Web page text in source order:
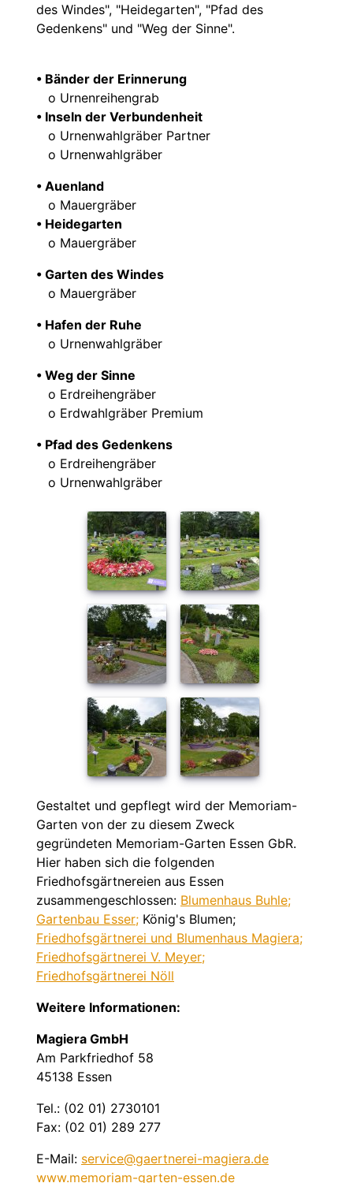
des Windes", "Heidegarten", "Pfad des
Gedenkens" und "Weg der Sinne".
• Bänder der Erinnerung
o Urnenreihengrab
• Inseln der Verbundenheit
o Urnenwahlgräber Partner
o Urnenwahlgräber
• Auenland
o Mauergräber
• Heidegarten
o Mauergräber
• Garten des Windes
o Mauergräber
• Hafen der Ruhe
o Urnenwahlgräber
• Weg der Sinne
o Erdreihengräber
o Erdwahlgräber Premium
• Pfad des Gedenkens
o Erdreihengräber
o Urnenwahlgräber
Gestaltet und gepflegt wird der Memoriam-
Garten von der zu diesem Zweck
gegründeten Memoriam-Garten Essen GbR.
Hier haben sich die folgenden
Friedhofsgärtnereien aus Essen
zusammengeschlossen: Blumenhaus Buhle;
Gartenbau Esser; König's Blumen;
Friedhofsgärtnerei und Blumenhaus Magiera;
Friedhofsgärtnerei V. Meyer;
Friedhofsgärtnerei Nöll
Weitere Informationen:
Magiera GmbH
Am Parkfriedhof 58
45138 Essen
Tel.: (02 01) 2730101
Fax: (02 01) 289 277
E-Mail: service@gaertnerei-magiera.de
www.memoriam-garten-essen.de